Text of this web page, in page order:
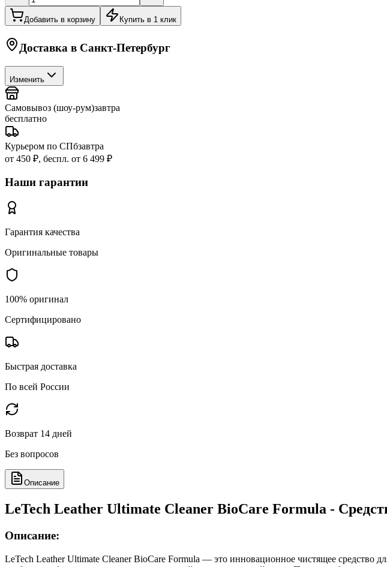
Добавить в корзину Купить в 1 клик
Доставка в Санкт-Петербург
Изменить
Самовывоз (шоу-рум)завтра
бесплатно
Курьером по СПбзавтра
от 450 ₽, беспл. от 6 499 ₽
Наши гарантии
Гарантия качества
Оригинальные товары
100% оригинал
Сертифицировано
Быстрая доставка
По всей России
Возврат 14 дней
Без вопросов
Описание
LeTech Leather Ultimate Cleaner BioCare Formula -
Описание:
LeTech Leather Ultimate Cleaner BioCare Formula — это инновационное чистящее средство